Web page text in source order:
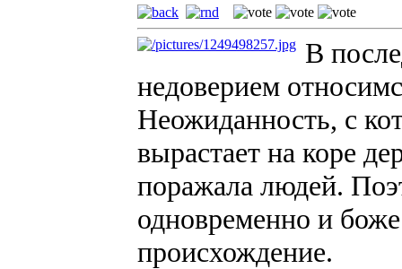
В
недоверием
Неожиданность, с
вырастает на коре
поражала людей.
одновременно и
происхождение.